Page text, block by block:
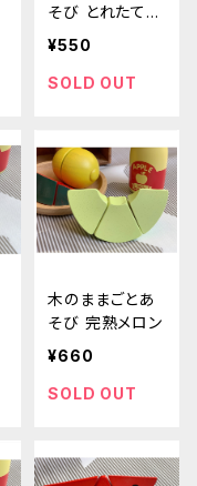
そび とれたてき
のこ
¥550
SOLD OUT
木のままごとあ
そび 完熟メロン
¥660
SOLD OUT